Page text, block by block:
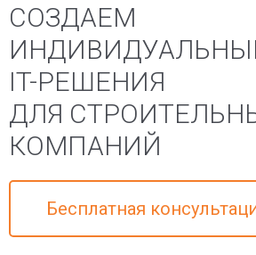
СОЗДАЕМ
IT-РЕШЕНИЯ
ДЛЯ
КОМПАНИЙ
Бесплатная